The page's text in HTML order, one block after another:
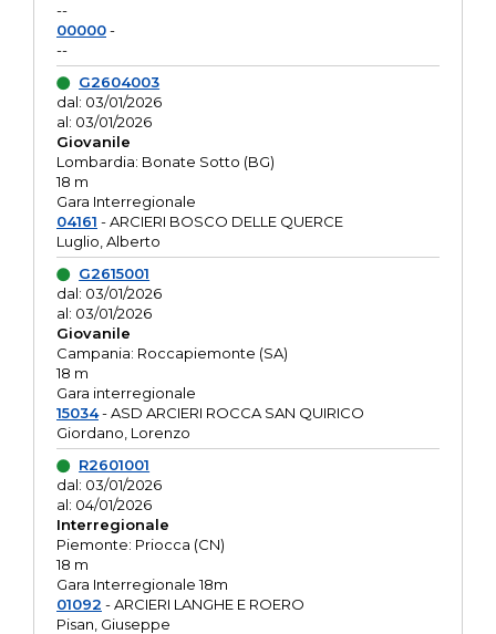
--
00000-
--
G2604003
dal: 03/01/2026
al: 03/01/2026
Giovanile
Lombardia: Bonate Sotto (BG)
18 m
Gara Interregionale
04161 - ARCIERI BOSCO DELLE QUERCE
Luglio, Alberto
G2615001
dal: 03/01/2026
al: 03/01/2026
Giovanile
Campania: Roccapiemonte (SA)
18 m
Gara interregionale
15034- ASD ARCIERI ROCCA SAN QUIRICO
Giordano, Lorenzo
R2601001
dal: 03/01/2026
al: 04/01/2026
Interregionale
Piemonte: Priocca (CN)
18 m
Gara Interregionale 18m
01092 - ARCIERI LANGHE E ROERO
Pisan, Giuseppe